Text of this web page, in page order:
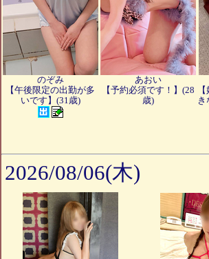
【えりさんからのお知らせ】
※３Pがりかちゃんとできます！
AFが￥5000でご案内しています。
※大きいサイズはお断りする場合があるそ
時間外でも、お電話してみてくださ
深夜遅くは難しい場合があります
また、午前中からのご希望の方も
お電話してみてください。交渉いたしま
事前予約なら可能ですが、当日の朝での午前
難しい場合があります。
【予約＆求人LINEのお知らせ】
のぞみ
【午後限定の出勤が多
いです】(31歳)
あおい
【予約必須です！】(28
歳)
き
2026/08/06(木)